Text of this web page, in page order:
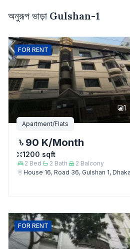
অনুরূপ ভাড়া Gulshan-1
FOR RENT
1
Apartment/Flats
90 K/Month
1200 sqft
2 Bed 2 Bath 2 Balcony
House 16, Road 36, Gulshan 1, Dhaka
FOR RENT